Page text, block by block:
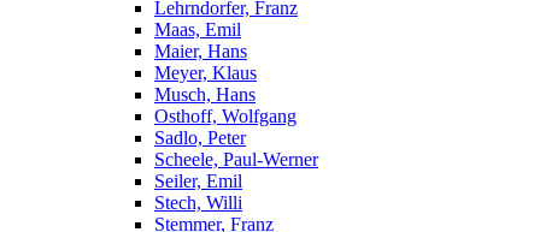
Lehrndorfer, Franz
Maas, Emil
Maier, Hans
Meyer, Klaus
Musch, Hans
Osthoff, Wolfgang
Sadlo, Peter
Scheele, Paul-Werner
Seiler, Emil
Stech, Willi
Stemmer, Franz